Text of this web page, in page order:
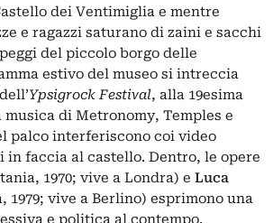
dei Ventimiglia e mentre
e ragazzi saturano di zaini e sacchi
del piccolo borgo delle
estivo del museo si intreccia
Ypsigrock Festival, alla 19esima
di Metronomy, Temples e
palco interferiscono coi video
in faccia al castello. Dentro, le opere
1970; vive a Londra) e Luca
1979; vive a Berlino) esprimono una
e politica al contempo.